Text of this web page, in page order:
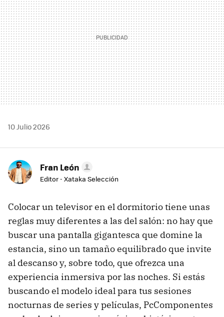
10 Julio 2026
Fran León
Editor - Xataka Selección
Colocar un televisor en el dormitorio tiene unas
reglas muy diferentes a las del salón: no hay que
buscar una pantalla gigantesca que domine la
estancia, sino un tamaño equilibrado que invite
al descanso y, sobre todo, que ofrezca una
experiencia inmersiva por las noches. Si estás
buscando el modelo ideal para tus sesiones
nocturnas de series y películas, PcComponentes